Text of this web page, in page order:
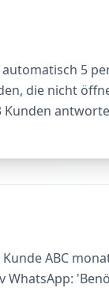
5
die nicht
Kunden
ABC
WhatsApp: